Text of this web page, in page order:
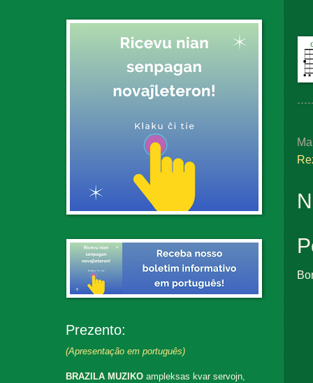
Prezento:
(Apresentação em português)
BRAZILA MUZIKO ampleksas kvar servojn,